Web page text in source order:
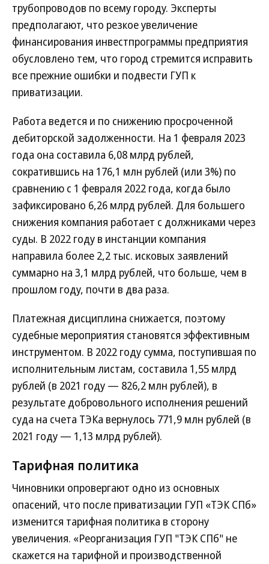
трубопроводов по всему городу. Эксперты
предполагают, что резкое увеличение
финансирования инвестпрограммы предприятия
обусловлено тем, что город стремится исправить
все прежние ошибки и подвести ГУП к
приватизации.
Работа ведется и по снижению просроченной
дебиторской задолженности. На 1 февраля 2023
года она составила 6,08 млрд рублей,
сократившись на 176,1 млн рублей (или 3%) по
сравнению с 1 февраля 2022 года, когда было
зафиксировано 6,26 млрд рублей. Для большего
снижения компания работает с должниками через
суды. В 2022 году в инстанции компания
направила более 2,2 тыс. исковых заявлений
суммарно на 3,1 млрд рублей, что больше, чем в
прошлом году, почти в два раза.
Платежная дисциплина снижается, поэтому
судебные мероприятия становятся эффективным
инструментом. В 2022 году сумма, поступившая по
исполнительным листам, составила 1,55 млрд
рублей (в 2021 году — 826,2 млн рублей), в
результате добровольного исполнения решений
суда на счета ТЭКа вернулось 771,9 млн рублей (в
2021 году — 1,13 млрд рублей).
Тарифная политика
Чиновники опровергают одно из основных
опасений, что после приватизации ГУП «ТЭК СПб»
изменится тарифная политика в сторону
увеличения. «Реорганизация ГУП "ТЭК СПб" не
скажется на тарифной и производственной